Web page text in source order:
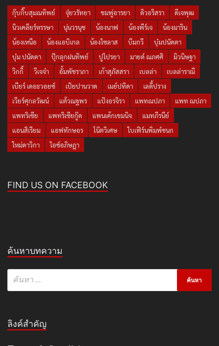
กุ๊บกิ๊บสุมณทิพย์ จุ๋ยวรัทยา ชมพู่อารยา ดิวอริสรา
ดีเจพุฒ
นิวเคลียร์หรรษา
นุ่นวรนุช น้องนาฟ น้องพีร์เจ
น้องมาริน
น้องเหนือ
น้องแอบิเกล น้องไซลาส บีมกวี
บุ๋มปนัดดา
บุ๋ม ปนัดดา
ปุ๊กลุกฝนทิพย์ ปูไปรยา มายด์ ณภศศิ
มิวนิษฐา
วิกกี้
วีเจจ๋า อั้มพัชราภา เก้าสุภัสสรา เบลล่า
เบลล่าราณี
เบียร์ เดอะวอยซ์
เป้ยปานวาด เมย์ปทิดา
เลดี้ปราง
เวียร์ศุกลวัฒน์
แต้วณฐพร แป้งอรจิรา แพทณปภา
แพท ณปภา
แพทริเซีย
แพทริเซียกู๊ด แพนเค้กเขมนิจ
แมทภีรนีย์
แอนสิเรียม
แอฟทักษอร โน๊ตวิเศษ
ใบเฟิร์นพิมพ์ชนก
ใหม่ดาวิกา
ไอซ์อภิษฎา
FIND US ON FACEBOOK
ค้นหาบทความ
ลิงค์สำคัญ